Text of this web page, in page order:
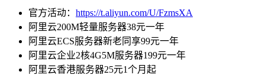
官方活动： https://t.aliyun.com/U/FzmsXA
阿里云200M轻量服务器38元一年
阿里云ECS服务器新老同享99元一年
阿里云企业2核4G5M服务器199元一年
阿里云香港服务器25元1个月起